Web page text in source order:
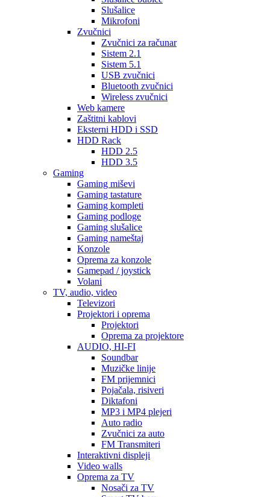
Slušalice
Mikrofoni
Zvučnici
Zvučnici za računar
Sistem 2.1
Sistem 5.1
USB zvučnici
Bluetooth zvučnici
Wireless zvučnici
Web kamere
Zaštitni kablovi
Eksterni HDD i SSD
HDD Rack
HDD 2.5
HDD 3.5
Gaming
Gaming miševi
Gaming tastature
Gaming kompleti
Gaming podloge
Gaming slušalice
Gaming nameštaj
Konzole
Oprema za konzole
Gamepad / joystick
Volani
TV, audio, video
Televizori
Projektori i oprema
Projektori
Oprema za projektore
AUDIO, HI-FI
Soundbar
Muzičke linije
FM prijemnici
Pojačala, risiveri
Diktafoni
MP3 i MP4 plejeri
Auto radio
Zvučnici za auto
FM Transmiteri
Interaktivni displeji
Video walls
Oprema za TV
Nosači za TV